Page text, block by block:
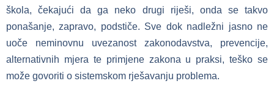
škola, čekajući da ga neko drugi riješi, onda se takvo
ponašanje, zapravo, podstiče. Sve dok nadležni jasno ne
uoče neminovnu uvezanost zakonodavstva, prevencije,
alternativnih mjera te primjene zakona u praksi, teško se
može govoriti o sistemskom rješavanju problema.